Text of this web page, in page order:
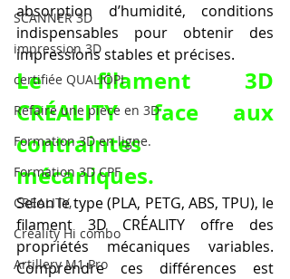
SCANNER 3D
impression 3D
certifiée QUALIOPI
Refaire une piece en 3D
Formation 3D en ligne.
Formation 3D CPF
CREALITY,
Creality Hi combo
Artillery M1 Pro
absorption d’humidité, conditions
indispensables pour obtenir des
impressions stables et précises.
Le filament 3D
CRÉALITY face aux
contraintes
mécaniques.
Selon le type (PLA, PETG, ABS, TPU), le
filament 3D CRÉALITY offre des
propriétés mécaniques variables.
Comprendre ces différences est